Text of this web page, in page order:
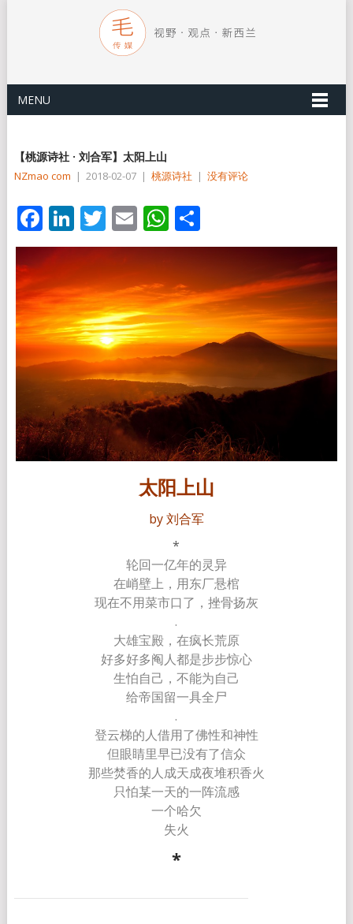
MENU
【桃源诗社 · 刘合军】太阳上山
NZmao com | 2018-02-07 | 桃源诗社 | 没有评论
Facebook
LinkedIn
Twitter
EmailWhatsApp
分
享
太阳上山
by 刘合军
*
轮回一亿年的灵异
在峭壁上，用东厂悬棺
现在不用菜市口了，挫骨扬灰
.
大雄宝殿，在疯长荒原
好多好多阄人都是步步惊心
生怕自己，不能为自己
给帝国留一具全尸
.
登云梯的人借用了佛性和神性
但眼睛里早已没有了信众
那些焚香的人成天成夜堆积香火
只怕某一天的一阵流感
一个哈欠
失火
*